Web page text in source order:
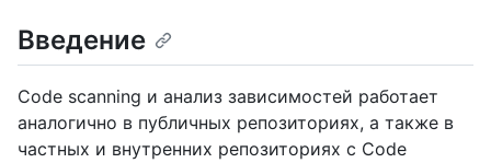
Введение
Code scanning и анализ зависимостей работает
аналогично в публичных репозиториях, а также в
частных и внутренних репозиториях с Code